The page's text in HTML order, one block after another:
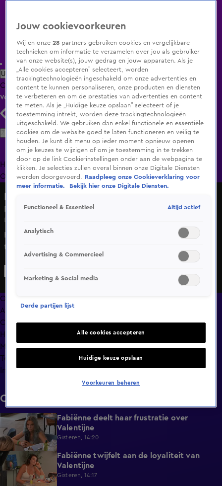
Uitzending Gemist Populaire programma's Zenders Genres
ClipsFilmsRadioSmart TV inlogShop
Volg KIJK
Zoeken
HomeUitzending Gemist Programma's De Bondgenoten
OranjezomerLivestreamsShop
Robert begint wel steeds meer op Ricky te lijken
Di 5 mei, 10:39
Het valt Ricky op dat Robert steeds meer op hem begint
te lijken. Het langere haar naar achteren, het luchtje, de
ketting. Wat zit hierachter?
Overzicht
Afleveringen
Clips
Hoe is het nu met?
Macdate met Nick Eshuis
Terugblik
Info
Clips
0:29
Fabiënne deelt haar frustratie over
Valentijne
Gisteren, 14:20
0:58
Fabiënne twijfelt aan de loyaliteit van
Valentijne
Gisteren, 14:17
Jouw cookievoorkeuren
Wij en onze28 partners gebruiken cookies en vergelijkbare
technieken om informatie te verzamelen over jou als gebruiker
van onze website(s), jouw gedrag en jouw apparaten. Als je
„Alle cookies accepteren” selecteert, worden
trackingtechnologieën ingeschakeld om onze advertenties en
content te kunnen personaliseren, onze producten en diensten
te verbeteren en om de prestaties van advertenties en content
te meten. Als je „Huidige keuze opslaan” selecteert of je
toestemming intrekt, worden deze trackingtechnologieën
uitgeschakeld. We gebruiken dan enkel functionele en essentiële
cookies om de website goed te laten functioneren en veilig te
houden. Je kunt dit menu op ieder moment opnieuw openen
om je keuzes te wijzigen of om je toestemming in te trekken
door op de link Cookie-instellingen onder aan de webpagina te
klikken. Je selecties zullen overal binnen onze Digitale Diensten
worden doorgevoerd.
Raadpleeg onze Cookieverklaring voor
meer informatie.
Bekijk hier onze Digitale Diensten.
Functioneel & Essentieel Altijd actief
Analytisch
Advertising & Commercieel
Marketing & Social media
Derde partijen lijst
Alle cookies accepteren
Huidige keuze opslaan
Voorkeuren beheren